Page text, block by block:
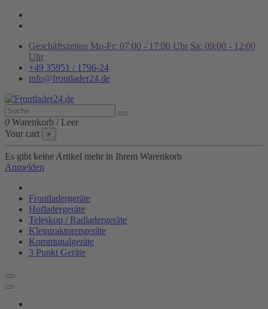
Geschäftszeiten Mo-Fr: 07:00 - 17:00 Uhr Sa: 09:00 - 12:00
Uhr
+49 35951 / 1796-24
info@frontlader24.de
0 Warenkorb / Leer
Your cart
×
Es gibt keine Artikel mehr in Ihrem Warenkorb
Anmelden
Frontladergeräte
Hofladergeräte
Teleskop / Radladergeräte
Kleintraktorengeräte
Kommunalgeräte
3 Punkt Geräte